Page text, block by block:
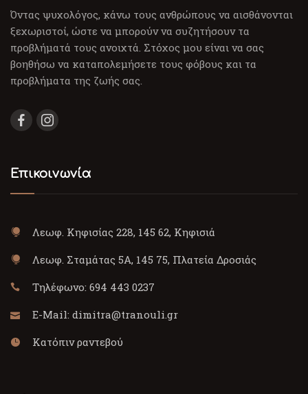
Όντας ψυχολόγος, κάνω τους ανθρώπους να αισθάνονται
ξεχωριστοί, ώστε να μπορούν να συζητήσουν τα
προβλήματά τους ανοιχτά. Στόχος μου είναι να σας
βοηθήσω να καταπολεμήσετε τους φόβους και τα
προβλήματα της ζωής σας.
Επικοινωνία
Λεωφ. Κηφισίας 228, 145 62, Κηφισιά
Λεωφ. Σταμάτας 5Α, 145 75, Πλατεία Δροσιάς
Τηλέφωνο: 694 443 0237
E-Mail: dimitra@tranouli.gr
Κατόπιν ραντεβού